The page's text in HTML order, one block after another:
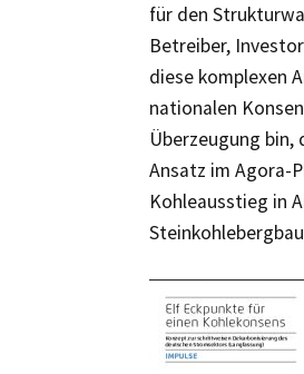
für den
Betreiber,
diese komplexen
nationalen
Überzeugung
Ansatz im Agora-
Kohleausstieg in